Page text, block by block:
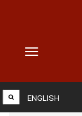
Toggle
ENGLISH